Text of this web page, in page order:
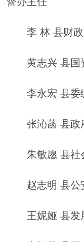
李 林 县财
黄志兴 县国
李永宏 县委
张沁菡 县政
朱敏愿 县社
赵志明 县公
王妮娅 县发